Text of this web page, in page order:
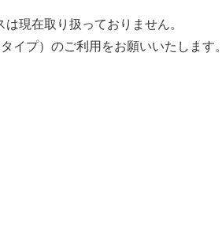
現在取り扱っておりません。
イプ）のご利用をお願いいたします。